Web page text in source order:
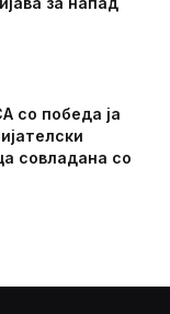
со победа ја
совладана со